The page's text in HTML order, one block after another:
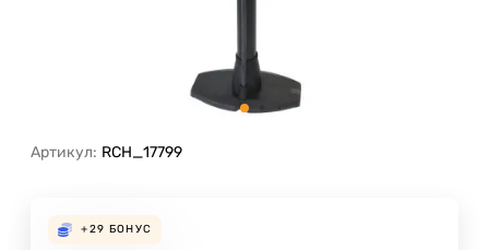
Артикул: RCH_17799
+29 БОНУС